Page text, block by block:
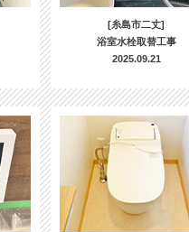
[糸島市二丈]
浴室水栓取替工事
2025.09.21